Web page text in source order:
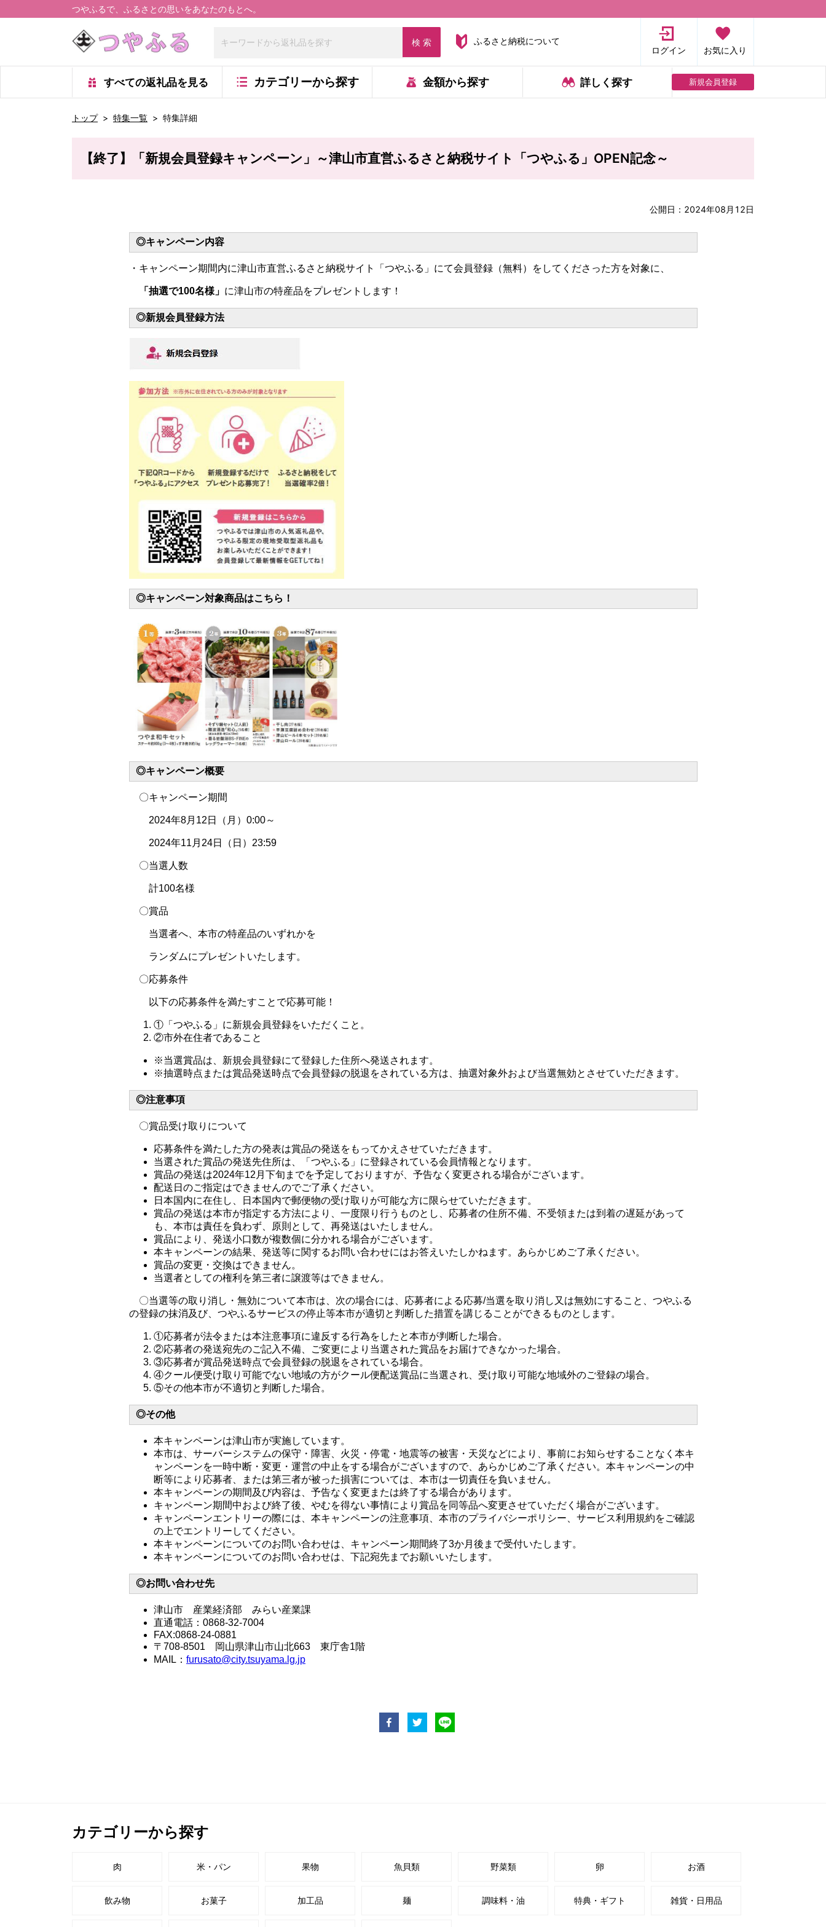
つやふるで、ふるさとの思いをあなたのもとへ。
検 索
ふるさと納税について
ログイン
お気に入り
すべての返礼品を見る カテゴリーから探す 金額から探す 詳しく探す 新規会員登録
トップ > 特集一覧 > 特集詳細
【終了】「新規会員登録キャンペーン」～津山市直営ふるさと納税サイト「つやふる」OPEN記念～
公開日： 2024年08月12日
カテゴリーから探す
肉 米・パン 果物 魚貝類 野菜類 卵 お酒
飲み物 お菓子 加工品 麺 調味料・油 特典・ギフト 雑貨・日用品